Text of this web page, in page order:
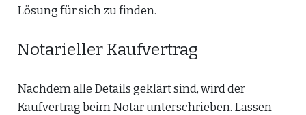
Lösung für sich zu finden.
Notarieller Kaufvertrag
Nachdem alle Details geklärt sind, wird der
Kaufvertrag beim Notar unterschrieben. Lassen